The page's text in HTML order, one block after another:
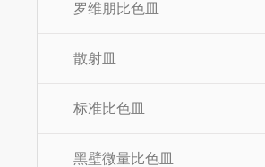
罗维朋比色皿
散射皿
标准比色皿
黑壁微量比色皿